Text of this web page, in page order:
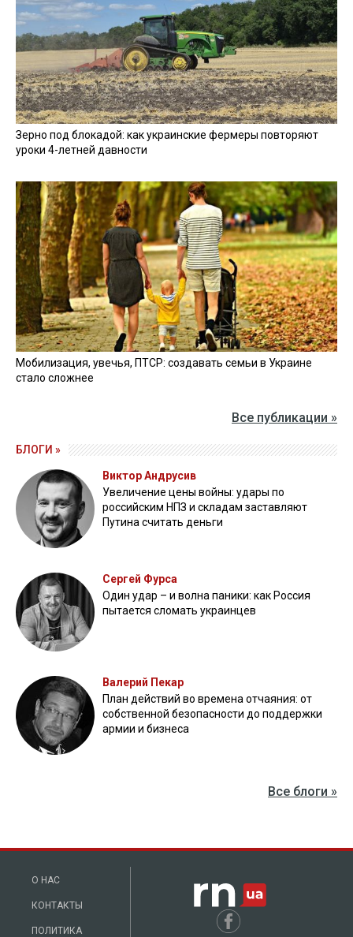
Зерно под блокадой: как украинские фермеры повторяют
уроки 4-летней давности
Мобилизация, увечья, ПТСР: создавать семьи в Украине
стало сложнее
Все публикации »
БЛОГИ »
Виктор Андрусив
Увеличение цены войны: удары по
российским НПЗ и складам заставляют
Путина считать деньги
Сергей Фурса
Один удар – и волна паники: как Россия
пытается сломать украинцев
Валерий Пекар
План действий во времена отчаяния: от
собственной безопасности до поддержки
армии и бизнеса
Все блоги »
О НАС
КОНТАКТЫ
ПОЛИТИКА